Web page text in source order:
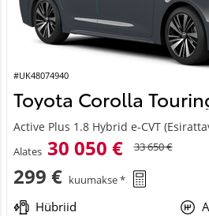
#UK48074940
Toyota Corolla
Active Plus 1.8 Hybrid e-CVT
Alates 30 050 € 33 650 €
299 € kuumakse *
Hübriid